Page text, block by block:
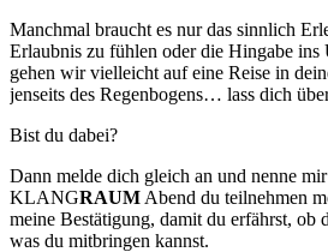
Manchmal braucht es nur das sinnlich
Erlaubnis zu fühlen oder die Hingabe ins
gehen wir vielleicht auf eine Reise in
jenseits des Regenbogens… lass dich
Bist du dabei?
Dann melde dich gleich an und nenne
KLANGRAUM Abend du teilnehmen
meine Bestätigung, damit du erfährst, ob
was du mitbringen kannst.